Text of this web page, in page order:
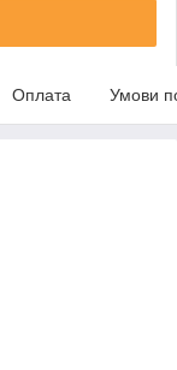
Оплата Умови